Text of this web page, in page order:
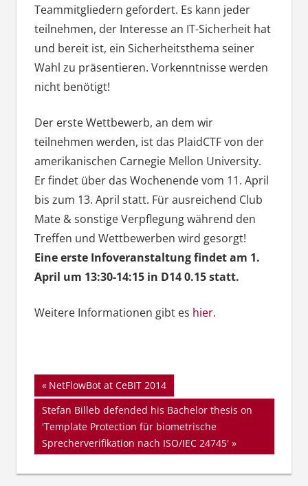
Teammitgliedern gefordert. Es kann jeder
teilnehmen, der Interesse an IT-Sicherheit hat
und bereit ist, ein Sicherheitsthema seiner
Wahl zu präsentieren. Vorkenntnisse werden
nicht benötigt!
Der erste Wettbewerb, an dem wir
teilnehmen werden, ist das PlaidCTF von der
amerikanischen Carnegie Mellon University.
Er findet über das Wochenende vom 11. April
bis zum 13. April statt. Für ausreichend Club
Mate & sonstige Verpflegung während den
Treffen und Wettbewerben wird gesorgt!
Eine erste Infoveranstaltung findet am 1.
April um 13:30-14:15 in D14 0.15 statt.
Weitere Informationen gibt es hier.
Beitragsnavigation
Vorheriger
Beitrag:
NetFlowBot at CeBIT 2014
Nächster
Beitrag:
Stefan Billeb defended his Bachelor thesis on
'Template Protection für biometrische
Sprecherverifikation nach ISO/IEC 24745'